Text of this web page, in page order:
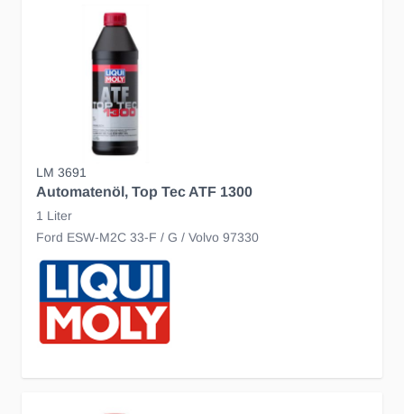
LM 3691
Automatenöl, Top Tec ATF 1300
1 Liter
Ford ESW-M2C 33-F / G / Volvo 97330